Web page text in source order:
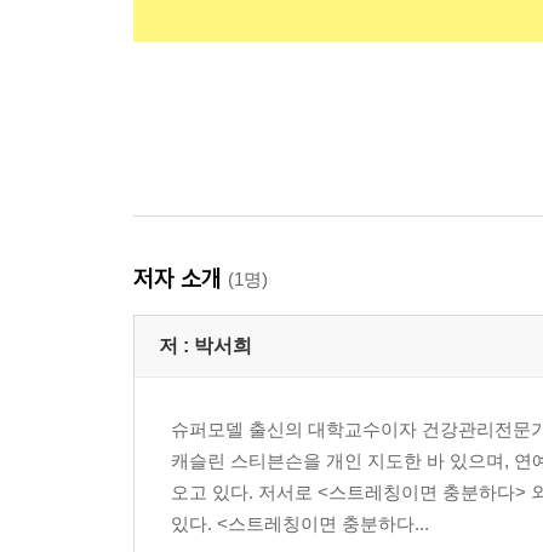
저자 소개 (1명)
저 : 박서희
슈퍼모델 출신의 대학교수이자 건강관리전문
캐슬린 스티븐슨을 개인 지도한 바 있으며, 연
오고 있다. 저서로 <스트레칭이면 충분하다>
있다. <스트레칭이면 충분하다...